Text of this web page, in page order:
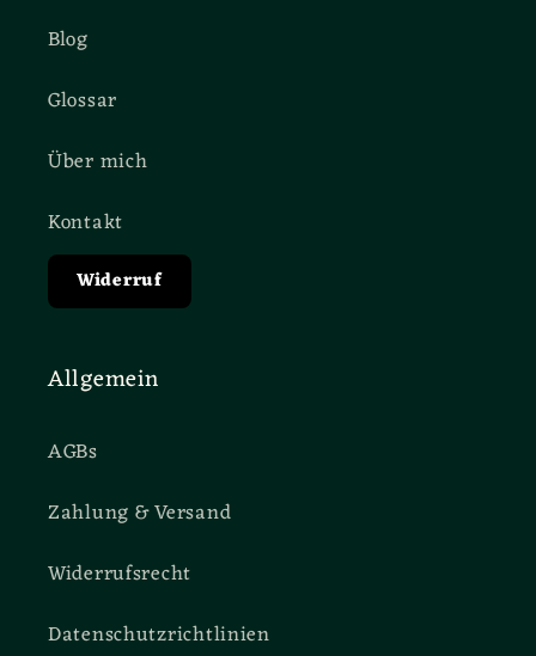
Blog
Glossar
Über mich
Kontakt
Widerruf
Allgemein
AGBs
Zahlung & Versand
Widerrufsrecht
Datenschutzrichtlinien